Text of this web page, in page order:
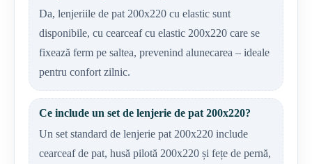
Da, lenjeriile de pat 200x220 cu elastic sunt
disponibile, cu cearceaf cu elastic 200x220 care se
fixează ferm pe saltea, prevenind alunecarea – ideale
pentru confort zilnic.
Ce include un set de lenjerie de pat 200x220?
Un set standard de lenjerie pat 200x220 include
cearceaf de pat, husă pilotă 200x220 și fețe de pernă,